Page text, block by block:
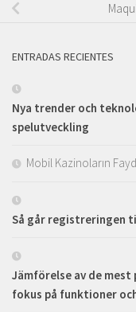
ENTRADAS RECIENTES
Nya trender och
spelutveckling
Mobil Kazinoların
Så går registreringen
Jämförelse av de mest
fokus på funktioner